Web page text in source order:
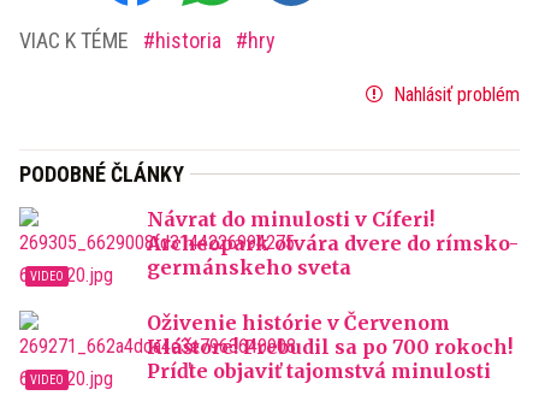
VIAC K TÉME historia hry
Nahlásiť problém
PODOBNÉ ČLÁNKY
Návrat do minulosti v Cíferi!
Archeopark otvára dvere do rímsko-
germánskeho sveta
Oživenie histórie v Červenom
Kláštore! Prebudil sa po 700 rokoch!
Príďte objaviť tajomstvá minulosti